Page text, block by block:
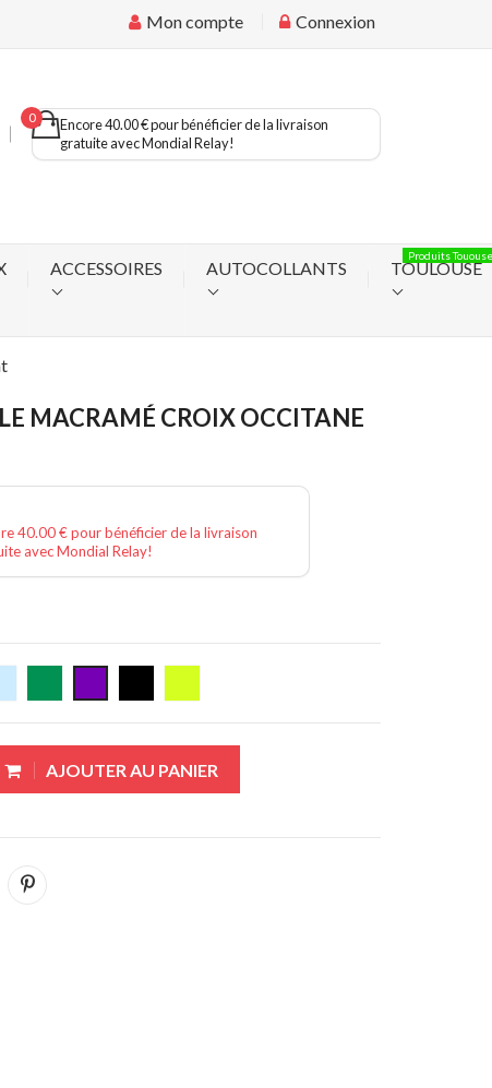
Mon compte Connexion
0
Encore 40.00 € pour bénéficier de la livraison
gratuite avec Mondial Relay!
ACCESSOIRES AUTOCOLLANTS TOULOUSE
Produits Tououse
MACRAMÉ CROIX OCCITANE
40.00 € pour bénéficier de la livraison
avec Mondial Relay!
AJOUTER AU PANIER